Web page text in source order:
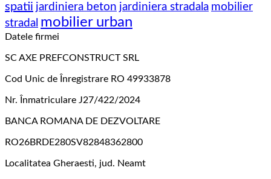
spatii jardiniera beton jardiniera stradala mobilier
stradal mobilier urban
Datele firmei
SC AXE PREFCONSTRUCT SRL
Cod Unic de Înregistrare RO 49933878
Nr. Înmatriculare J27/422/2024
BANCA ROMANA DE DEZVOLTARE
RO26BRDE280SV82848362800
Localitatea Gheraesti, jud. Neamt